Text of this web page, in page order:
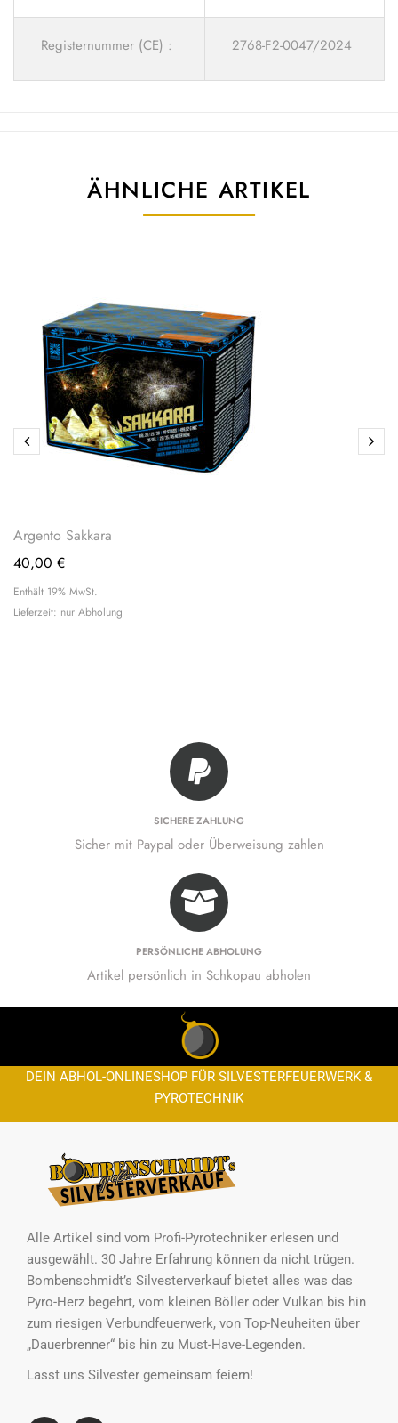
Registernummer (CE) : 2768-F2-0047/2024
ÄHNLICHE ARTIKEL
Argento Sakkara
40,00 €
Enthält 19% MwSt.
Lieferzeit: nur Abholung
SICHERE ZAHLUNG
Sicher mit Paypal oder Überweisung zahlen
PERSÖNLICHE ABHOLUNG
Artikel persönlich in Schkopau abholen
DEIN ABHOL-ONLINESHOP FÜR SILVESTERFEUERWERK &
PYROTECHNIK
Alle Artikel sind vom Profi-Pyrotechniker erlesen und
ausgewählt. 30 Jahre Erfahrung können da nicht trügen.
Bombenschmidt’s Silvesterverkauf bietet alles was das
Pyro-Herz begehrt, vom kleinen Böller oder Vulkan bis hin
zum riesigen Verbundfeuerwerk, von Top-Neuheiten über
„Dauerbrenner“ bis hin zu Must-Have-Legenden.
Lasst uns Silvester gemeinsam feiern!